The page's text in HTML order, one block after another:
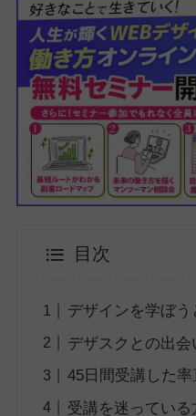
目次
デザインを学ぼ
デザスクとの出会
45日間受講した
受講を迷ってい